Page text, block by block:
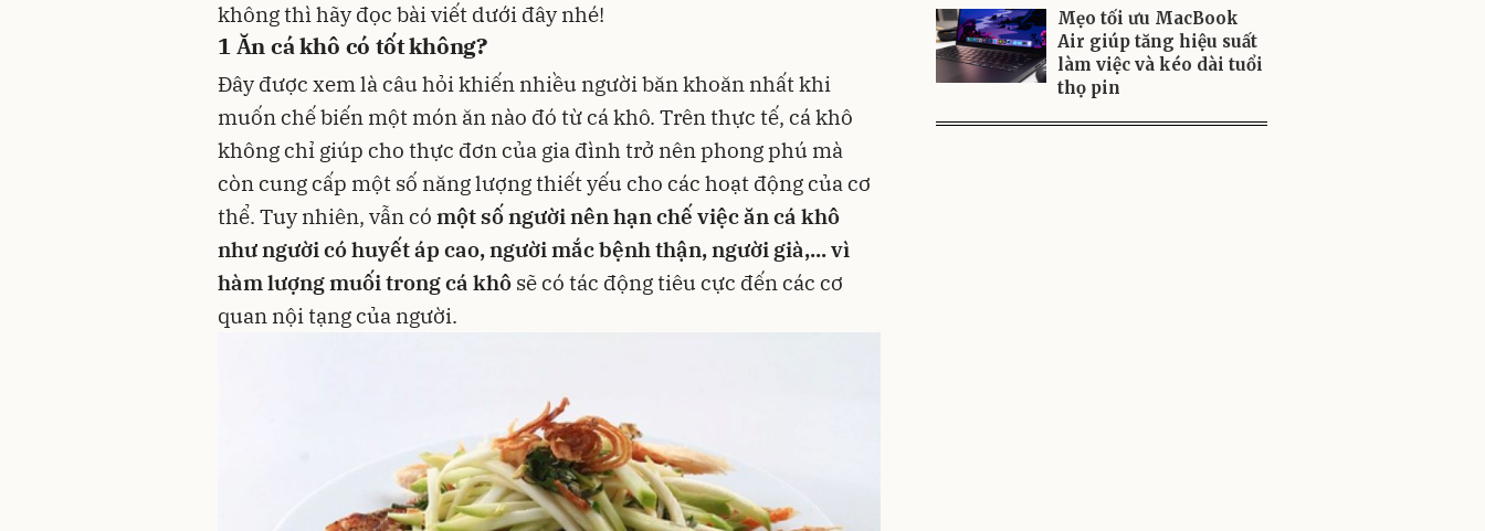
không thì hãy đọc bài viết dưới đây nhé!
1Ăn cá khô có tốt không?
Đây được xem là câu hỏi khiến nhiều người băn khoăn nhất khi
muốn chế biến một món ăn nào đó từ cá khô. Trên thực tế, cá khô
không chỉ giúp cho thực đơn của gia đình trở nên phong phú mà
còn cung cấp một số năng lượng thiết yếu cho các hoạt động của cơ
thể. Tuy nhiên, vẫn có một số người nên hạn chế việc ăn cá khô
như người có huyết áp cao, người mắc bệnh thận, người già,... vì
hàm lượng muối trong cá khô sẽ có tác động tiêu cực đến các cơ
quan nội tạng của người.
Mẹo tối ưu MacBook
Air giúp tăng hiệu suất
làm việc và kéo dài tuổi
thọ pin